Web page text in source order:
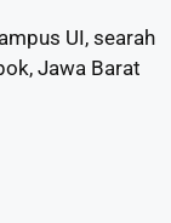
UI, searah
Jawa Barat